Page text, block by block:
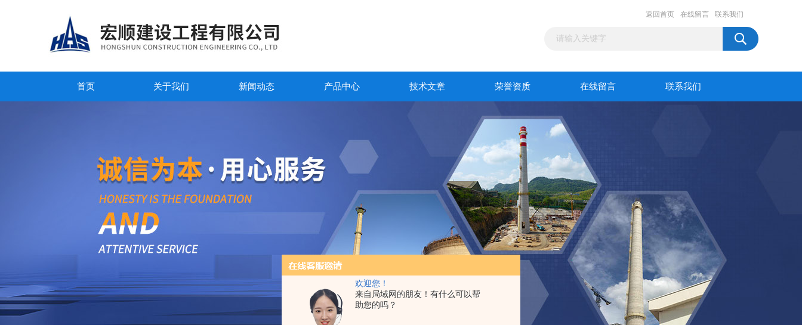
欢迎您！
来自局域网的朋友！有什么可以帮
助您的吗？
返回首页 在线留言 联系我们
首页 关于我们 新闻动态 产品中心 技术文章 荣誉资质 在线留言 联系我们